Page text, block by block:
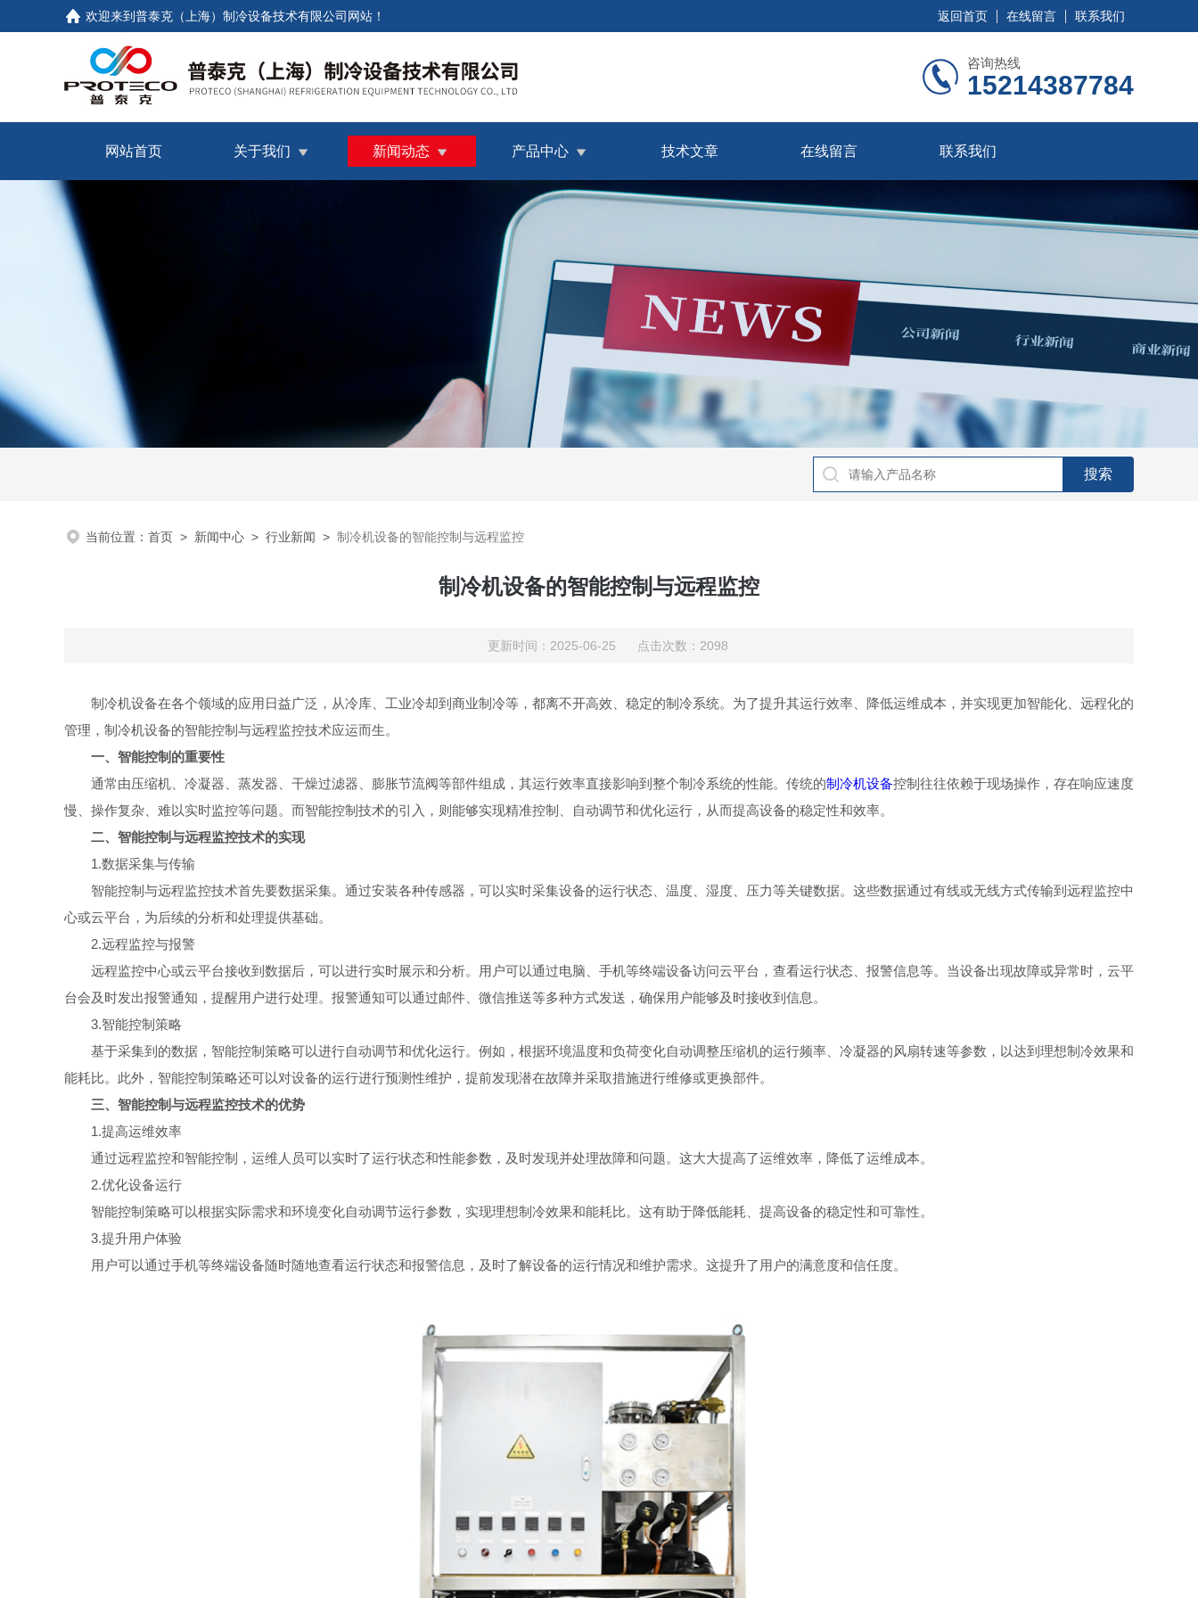
欢迎来到普泰克（上海）制冷设备技术有限公司网站！ 返回首页 在线留言 联系我们
咨询热线
15214387784
网站首页 关于我们 新闻动态 产品中心 技术文章 在线留言 联系我们
当前位置： 首页 > 新闻中心 > 行业新闻 > 制冷机设备的智能控制与远程监控
制冷机设备的智能控制与远程监控
更新时间：2025-06-25 点击次数：2098
制冷机设备在各个领域的应用日益广泛，从冷库、工业冷却到商业制冷等，都离不开高效、稳定的制冷系统。为了提升其运行效率、降低运维成本，并实现更加智能化、远程化的
管理，制冷机设备的智能控制与远程监控技术应运而生。
一、智能控制的重要性
通常由压缩机、冷凝器、蒸发器、干燥过滤器、膨胀节流阀等部件组成，其运行效率直接影响到整个制冷系统的性能。传统的制冷机设备控制往往依赖于现场操作，存在响应速度
慢、操作复杂、难以实时监控等问题。而智能控制技术的引入，则能够实现精准控制、自动调节和优化运行，从而提高设备的稳定性和效率。
二、智能控制与远程监控技术的实现
1.数据采集与传输
智能控制与远程监控技术首先要数据采集。通过安装各种传感器，可以实时采集设备的运行状态、温度、湿度、压力等关键数据。这些数据通过有线或无线方式传输到远程监控中
心或云平台，为后续的分析和处理提供基础。
2.远程监控与报警
远程监控中心或云平台接收到数据后，可以进行实时展示和分析。用户可以通过电脑、手机等终端设备访问云平台，查看运行状态、报警信息等。当设备出现故障或异常时，云平
台会及时发出报警通知，提醒用户进行处理。报警通知可以通过邮件、微信推送等多种方式发送，确保用户能够及时接收到信息。
3.智能控制策略
基于采集到的数据，智能控制策略可以进行自动调节和优化运行。例如，根据环境温度和负荷变化自动调整压缩机的运行频率、冷凝器的风扇转速等参数，以达到理想制冷效果和
能耗比。此外，智能控制策略还可以对设备的运行进行预测性维护，提前发现潜在故障并采取措施进行维修或更换部件。
三、智能控制与远程监控技术的优势
1.提高运维效率
通过远程监控和智能控制，运维人员可以实时了运行状态和性能参数，及时发现并处理故障和问题。这大大提高了运维效率，降低了运维成本。
2.优化设备运行
智能控制策略可以根据实际需求和环境变化自动调节运行参数，实现理想制冷效果和能耗比。这有助于降低能耗、提高设备的稳定性和可靠性。
3.提升用户体验
用户可以通过手机等终端设备随时随地查看运行状态和报警信息，及时了解设备的运行情况和维护需求。这提升了用户的满意度和信任度。